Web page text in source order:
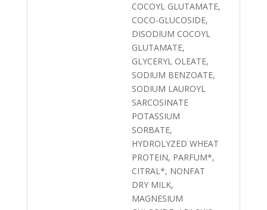
COCOYL GLUTAMATE,
COCO-GLUCOSIDE,
DISODIUM COCOYL
GLUTAMATE,
GLYCERYL OLEATE,
SODIUM BENZOATE,
SODIUM LAUROYL
SARCOSINATE
POTASSIUM
SORBATE,
HYDROLYZED WHEAT
PROTEIN, PARFUM*,
CITRAL*, NONFAT
DRY MILK,
MAGNESIUM